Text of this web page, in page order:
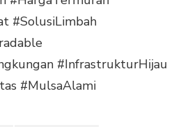
#SolusiLimbah
#InfrastrukturHijau
#MulsaAlami